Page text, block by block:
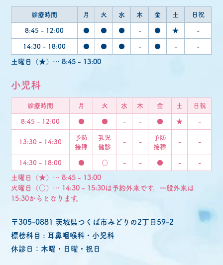
診療時間 月 火 水 木 金 土 日祝
8:45 - 12:00 ● ● ● - ● ★ -
14:30 - 18:00 ● ● ● - ● - -
土曜日（★）… 8:45 - 13:00
小児科
診療時間 月 火 水 木 金 土 日祝
8:45 - 12:00 ● ● - - ● ★ -
13:30 - 14:30
予防
接種
乳児
健診
- -
予防
接種
- -
14:30 - 18:00 ● ○ - - ● - -
土曜日（★）… 8:45 - 13:00
火曜日（○）… 14:30 - 15:30は予約外来です。一般外来は
15:30からとなります。
〒305-0881 茨城県つくば市みどりの2丁目59-2
標榜科目 : 耳鼻咽喉科・小児科
休診日：木曜・日曜・祝日